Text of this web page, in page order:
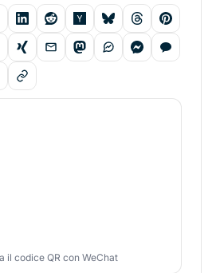
il codice QR con WeChat